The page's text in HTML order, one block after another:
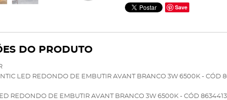
Save
DO PRODUTO
LED REDONDO DE EMBUTIR AVANT BRANCO 3W 6500K - CÓD
REDONDO DE EMBUTIR AVANT BRANCO 3W 6500K - CÓD